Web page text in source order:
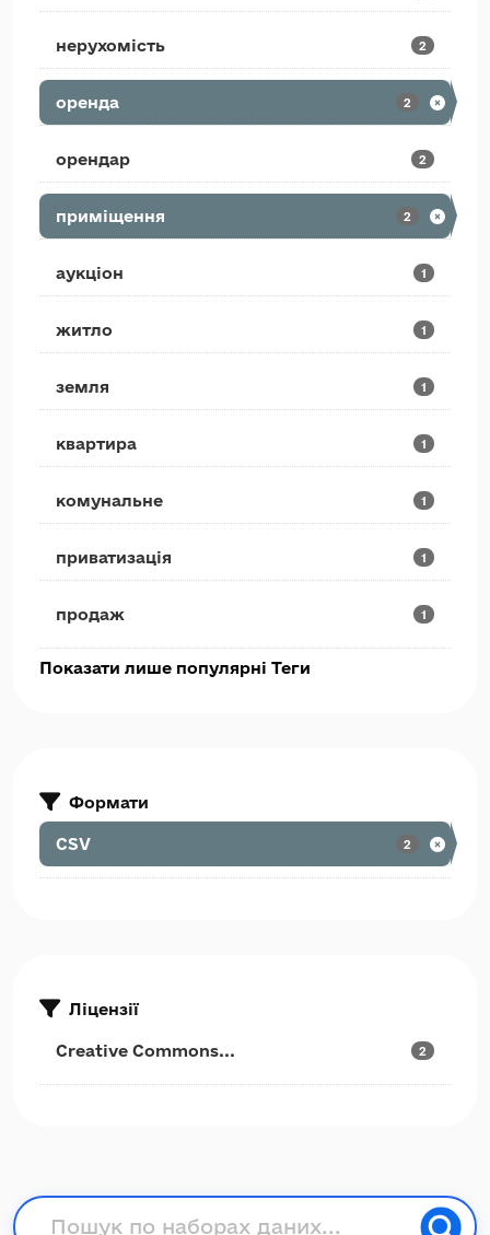
нерухомість 2
оренда 2
орендар 2
приміщення 2
аукціон 1
житло 1
земля 1
квартира 1
комунальне 1
приватизація 1
продаж 1
Показати лише популярні Теги
Формати
CSV 2
Ліцензії
Creative Commons... 2